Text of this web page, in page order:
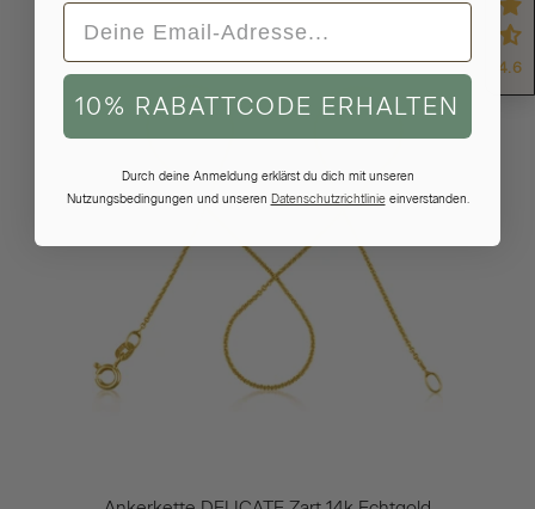
4.6
10% RABATTCODE ERHALTEN
Durch deine Anmeldung erklärst du dich mit unseren
Nutzungsbedingungen und unseren Datenschutzrichtlinieeinverstanden.